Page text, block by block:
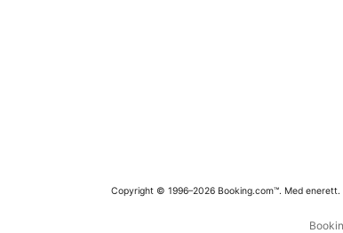
Copyright © 1996–2026 Booking.com™. Med enerett.